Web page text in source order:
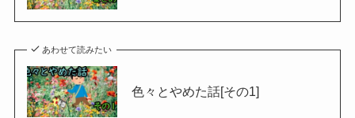
あわせて読みたい
色々とやめた話[その1]